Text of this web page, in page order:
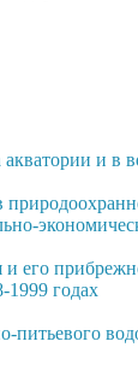
и в
его
годах
питьевого